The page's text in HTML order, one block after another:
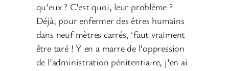
qu’eux ? C’est quoi, leur problème ?
Déjà, pour enfermer des êtres humains
dans neuf mètres carrés, ‘faut vraiment
être taré ! Y en a marre de l’oppression
de l’administration pénitentiaire, j’en ai